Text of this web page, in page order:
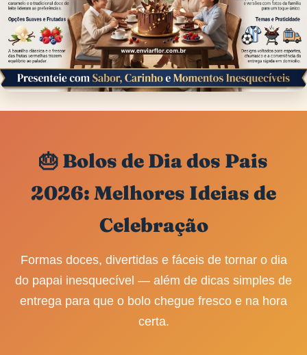
🎂 Bolos de Dia dos Pais
2026: Melhores Ideias de
Celebração
Formas doces, divertidas e fáceis de tornar o dia
do papai inesquecível — além de dicas simples de
entrega para que o bolo chegue fresco e na hora
certa.